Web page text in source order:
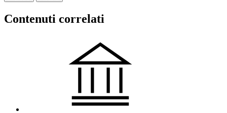
Contenuti correlati